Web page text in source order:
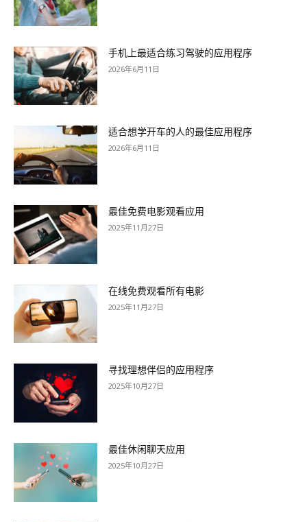
手机上最适合练习驾驶的应用程序
2026年6月11日
适合想学开车的人的最佳应用程序
2026年6月11日
最佳免费电影观看应用
2025年11月27日
在线免费观看所有电影
2025年11月27日
寻找理想伴侣的应用程序
2025年10月27日
最佳休闲聊天应用
2025年10月27日